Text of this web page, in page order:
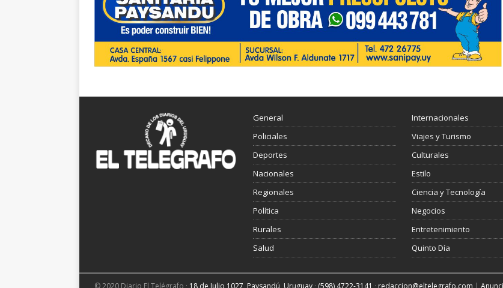
General
Policiales
Deportes
Nacionales
Regionales
Política
Rurales
Salud
Internacionales
Viajes y Turismo
Culturales
Estilo
Ciencia y Tecnología
Negocios
Entretenimiento
Quinto Día